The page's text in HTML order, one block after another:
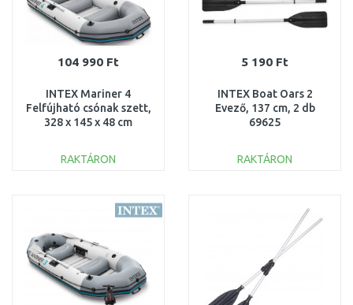
104 990 Ft
INTEX Mariner 4
Felfújható csónak szett,
328 x 145 x 48 cm
RAKTÁRON
Összehasonlítás
5 190 Ft
INTEX Boat Oars 2
Evező, 137 cm, 2 db
69625
RAKTÁRON